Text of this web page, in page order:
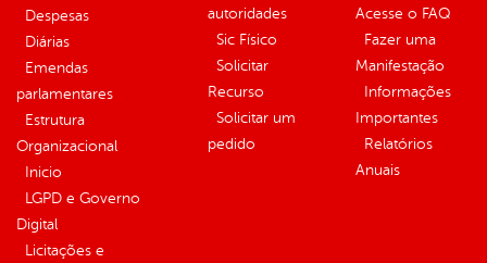
Despesas
Diárias
Emendas
parlamentares
Estrutura
Organizacional
Inicio
LGPD e Governo
Digital
Licitações e
autoridades
Sic Físico
Solicitar
Recurso
Solicitar um
pedido
Acesse o FAQ
Fazer uma
Manifestação
Informações
Importantes
Relatórios
Anuais